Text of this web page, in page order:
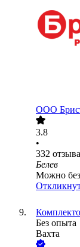
ООО
3.8
•
332 отзыва
Белев
Можно
Без опыта
Вахта